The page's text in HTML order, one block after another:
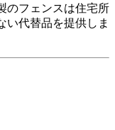
のフェンスは住宅所
い代替品を提供しま